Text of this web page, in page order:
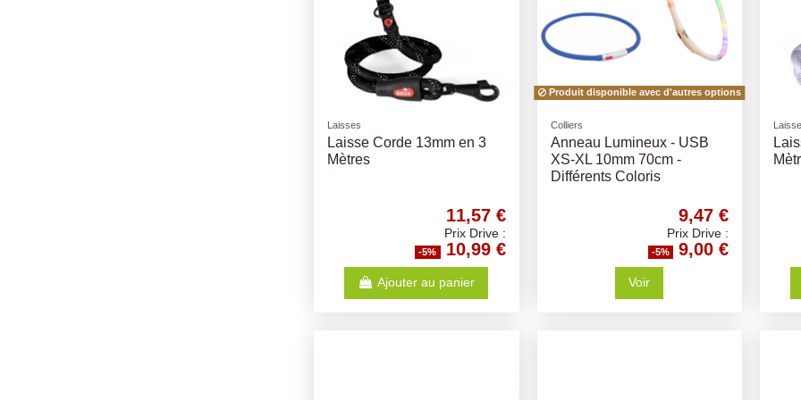
Laisses
Laisse Corde 13mm en 3
Mètres
11,57 €
Prix Drive :
-5% 10,99 €
Ajouter au panier
Produit disponible avec d'autres options
Colliers
Anneau Lumineux - USB
XS-XL 10mm 70cm -
Différents Coloris
9,47 €
Prix Drive :
-5% 9,00 €
Voir